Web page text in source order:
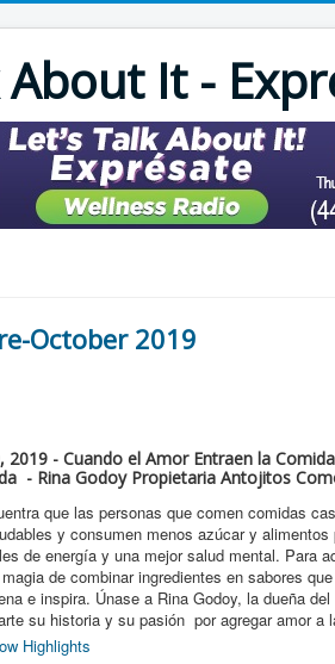
It -
October 2019
2019 - Cuando el Amor Entraen la
- Rina Godoy Propietaria Antojitos
que las personas que comen comidas
y consumen menos azúcar y alimentos
de energía y una mejor salud mental. Para
de combinar ingredientes en sabores
e inspira. Únase a Rina Godoy, la dueña
su historia y su pasión por agregar amor a
Highlights